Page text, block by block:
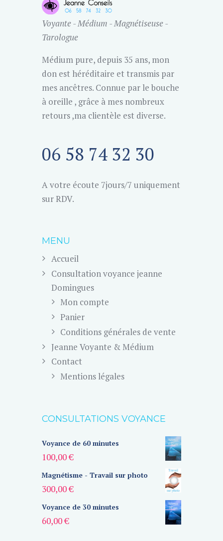
Voyante - Médium - Magnétiseuse -
Tarologue
Médium pure, depuis 35 ans, mon
don est héréditaire et transmis par
mes ancêtres. Connue par le bouche
à oreille , grâce à mes nombreux
retours ,ma clientèle est diverse.
06 58 74 32 30
A votre écoute 7jours/7 uniquement
sur RDV.
MENU
Accueil
Consultation voyance jeanne
Domingues
Mon compte
Panier
Conditions générales de vente
Jeanne Voyante & Médium
Contact
Mentions légales
CONSULTATIONS VOYANCE
Voyance de 60 minutes
100,00€
Magnétisme - Travail sur photo
300,00€
Voyance de 30 minutes
60,00€